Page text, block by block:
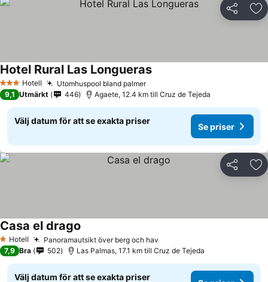
Dela
3 StjärnorHotell Utomhuspool bland palmer
Hotel Rural Las Longueras
9,1 Utmärkt 446 Agaete, 12.4 km till Cruz de Tejeda
Välj datum för att se exakta priser
Se priser
Dela
1 Stjärnor
Hotell Panoramautsikt över berg och hav
Casa el drago
7,9 Bra 502 Las Palmas, 17.1 km till Cruz de Tejeda
Välj datum för att se exakta priser